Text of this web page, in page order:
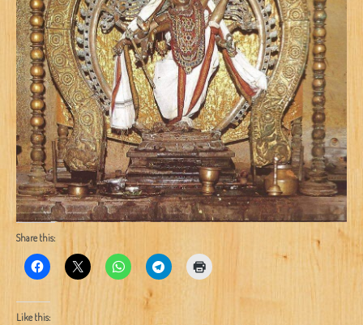
Share this:
Like this: